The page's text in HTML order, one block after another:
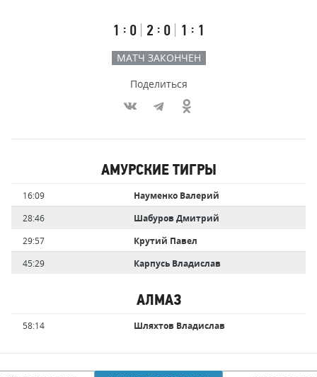
Первый
тайм
1 : 0
Второй
тайм
2 : 0
Третий
тайм
1 : 1
МАТЧ ЗАКОНЧЕН
Поделиться
забившие
голы
АМУРСКИЕ ТИГРЫ
Время Имя
игрока
16:09
Науменко Валерий
28:46
Шабуров Дмитрий
29:57
Крутий Павел
45:29
Карпусь Владислав
АЛМАЗ
Время Имя
игрока
58:14 Шляхтов Владислав